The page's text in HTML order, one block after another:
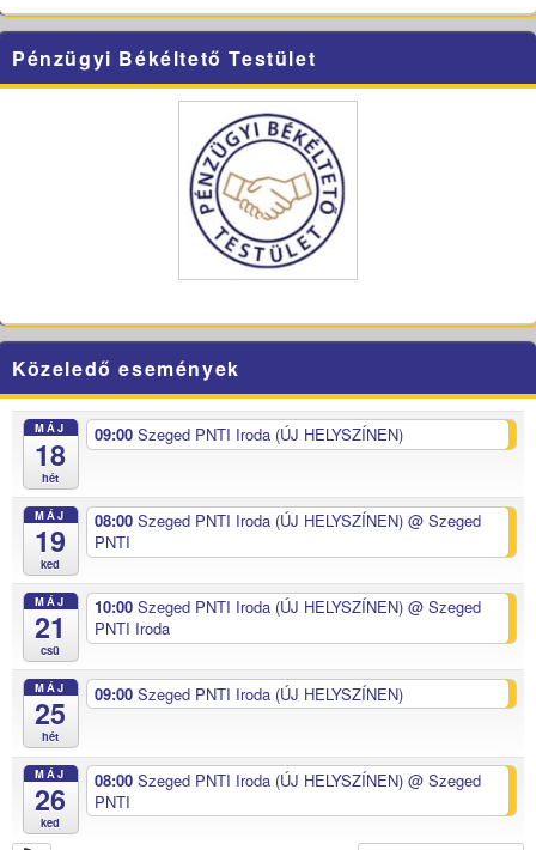
Pénzügyi Békéltető Testület
Közeledő események
MÁJ
18
hét
09:00 Szeged PNTI Iroda (ÚJ HELYSZÍNEN)
MÁJ
19
ked
08:00 Szeged PNTI Iroda (ÚJ HELYSZÍNEN) @ Szeged
PNTI
MÁJ
21
csü
10:00 Szeged PNTI Iroda (ÚJ HELYSZÍNEN) @ Szeged
PNTI Iroda
MÁJ
25
hét
09:00 Szeged PNTI Iroda (ÚJ HELYSZÍNEN)
MÁJ
26
ked
08:00 Szeged PNTI Iroda (ÚJ HELYSZÍNEN) @ Szeged
PNTI